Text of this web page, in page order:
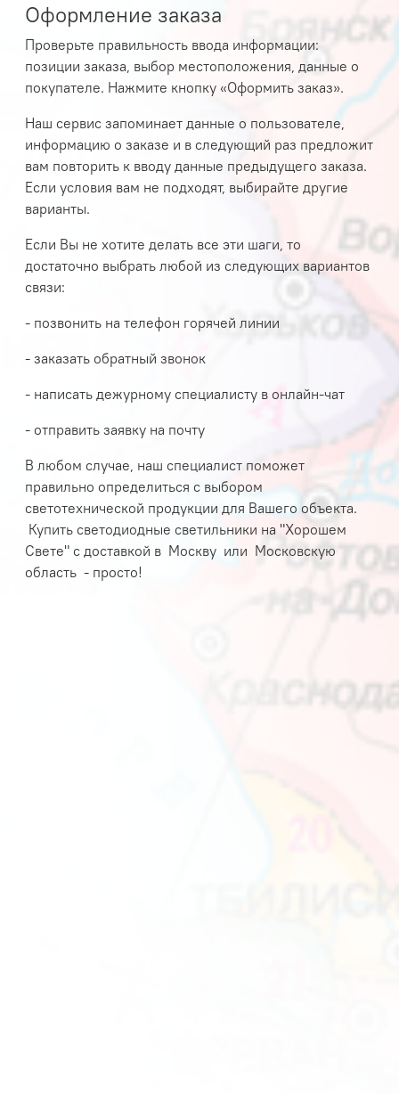
Оформление заказа
Проверьте правильность ввода информации:
позиции заказа, выбор местоположения, данные о
покупателе. Нажмите кнопку «Оформить заказ».
Наш сервис запоминает данные о пользователе,
информацию о заказе и в следующий раз предложит
вам повторить к вводу данные предыдущего заказа.
Если условия вам не подходят, выбирайте другие
варианты.
Если Вы не хотите делать все эти шаги, то
достаточно выбрать любой из следующих вариантов
связи:
- позвонить на телефон горячей линии
- заказать обратный звонок
- написать дежурному специалисту в онлайн-чат
- отправить заявку на почту
В любом случае, наш специалист поможет
правильно определиться с выбором
светотехнической продукции для Вашего объекта.
Купить светодиодные светильники на "Хорошем
Свете" с доставкой в Москву или Московскую
область - просто!